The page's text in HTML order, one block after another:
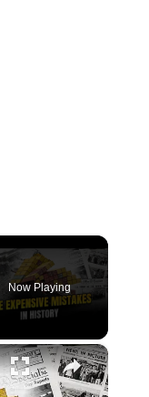
Now Playing
×